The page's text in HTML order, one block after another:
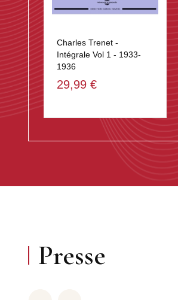
Charles Trenet -
Intégrale Vol 1 - 1933-
1936
29,99 €
Presse